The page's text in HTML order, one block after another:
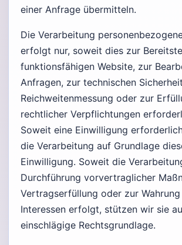
einer Anfrage übermitteln.
Die Verarbeitung
erfolgt nur, soweit dies zur
funktionsfähigen Website, zur
Anfragen, zur technischen
Reichweitenmessung oder zur
rechtlicher Verpflichtungen
Soweit eine Einwilligung
die Verarbeitung auf Grundlage
Einwilligung. Soweit die
Durchführung vorvertraglicher
Vertragserfüllung oder zur
Interessen erfolgt, stützen wir sie
einschlägige Rechtsgrundlage.